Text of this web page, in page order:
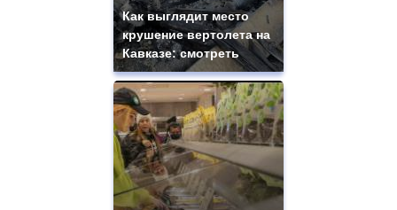
Как выглядит место
крушение вертолета на
Кавказе: смотреть